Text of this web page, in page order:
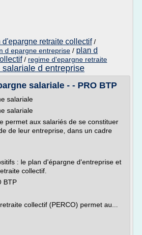
d'epargne retraite collectif/
d epargne entreprise / plan d
/ regime d'epargne retraite
salariale d entreprise
salariale - - PRO BTP
salariale
salariale
permet aux salariés de se constituer
de leur entreprise, dans un cadre
: le plan d'épargne d'entreprise et
collectif.
BTP
collectif (PERCO) permet au...